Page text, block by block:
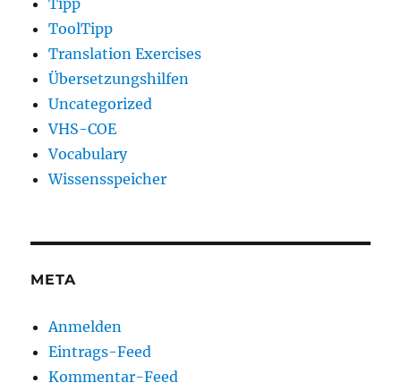
Tipp
ToolTipp
Translation Exercises
Übersetzungshilfen
Uncategorized
VHS-COE
Vocabulary
Wissensspeicher
META
Anmelden
Eintrags-Feed
Kommentar-Feed